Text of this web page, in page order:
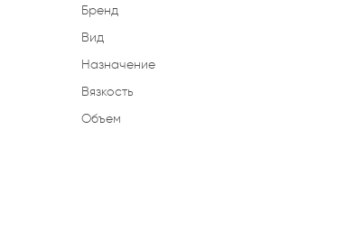
Бренд
Вид
Назначение
Вязкость
Объем